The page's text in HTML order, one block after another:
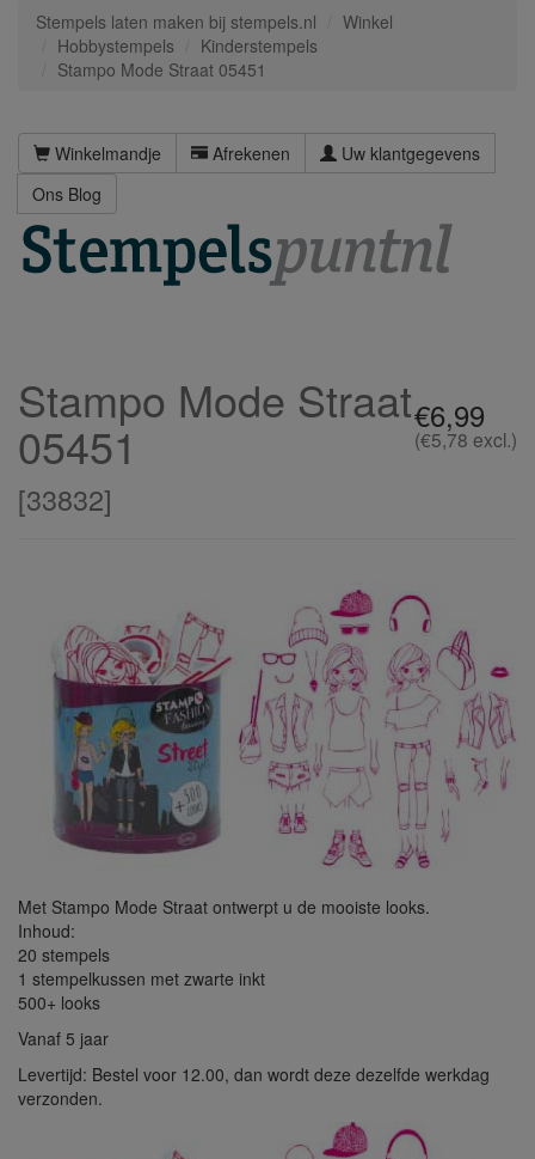
Stempels laten maken bij stempels.nl
Winkel
Hobbystempels
Kinderstempels
Stampo Mode Straat 05451
Winkelmandje Afrekenen
Uw klantgegevens
Ons Blog
€6,99
(€5,78 excl.)
Stampo Mode Straat
05451
[33832]
Met Stampo Mode Straat ontwerpt u de mooiste looks.
Inhoud:
20 stempels
1 stempelkussen met zwarte inkt
500+ looks
Vanaf 5 jaar
Levertijd: Bestel voor 12.00, dan wordt deze dezelfde werkdag
verzonden.